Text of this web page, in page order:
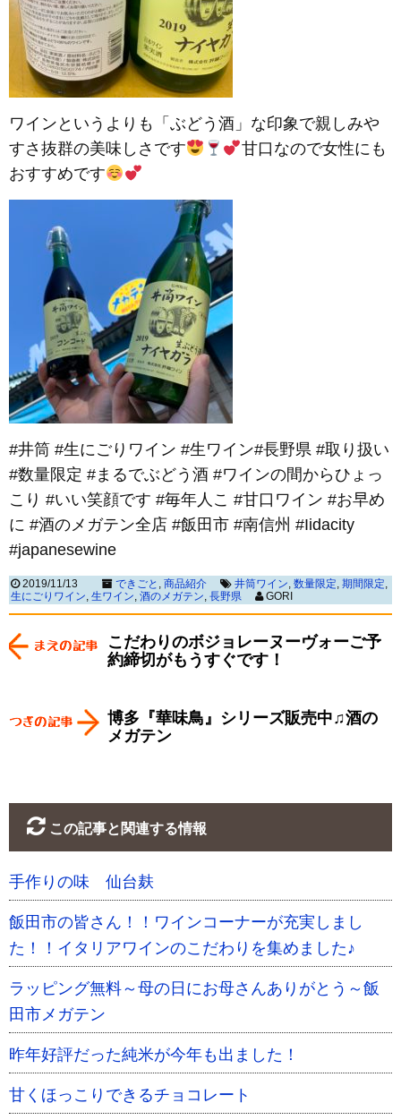
ワインというよりも「ぶどう酒」な印象で親しみや
すさ抜群の美味しさです
甘口なので女性にも
おすすめです
#井筒 #生にごりワイン #生ワイン#長野県 #取り扱い
#数量限定 #まるでぶどう酒 #ワインの間からひょっ
こり #いい笑顔です #毎年人こ #甘口ワイン #お早め
に #酒のメガテン全店 #飯田市 #南信州 #Iidacity
#japanesewine
2019/11/13 できごと , 商品紹介 井筒ワイン, 数量限定, 期間限定,
生にごりワイン, 生ワイン, 酒のメガテン, 長野県 GORI
こだわりのボジョレーヌーヴォーご予
約締切がもうすぐです！
博多『華味鳥』シリーズ販売中♫酒の
メガテン
この記事と関連する情報
手作りの味 仙台麸
飯田市の皆さん！！ワインコーナーが充実しまし
た！！イタリアワインのこだわりを集めました♪
ラッピング無料～母の日にお母さんありがとう～飯
田市メガテン
昨年好評だった純米が今年も出ました！
甘くほっこりできるチョコレート